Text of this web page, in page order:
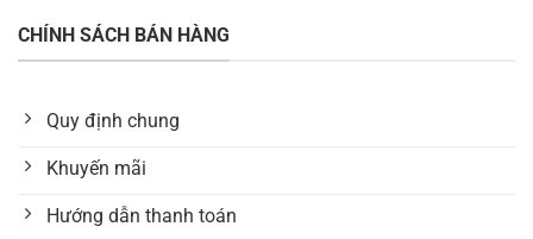
CHÍNH SÁCH BÁN HÀNG
Quy định chung
Khuyến mãi
Hướng dẫn thanh toán